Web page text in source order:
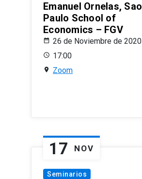
Emanuel Ornelas, Sao
Paulo School of
Economics – FGV
26 de Noviembre de 2020
17:00
Zoom
17 NOV
Seminarios